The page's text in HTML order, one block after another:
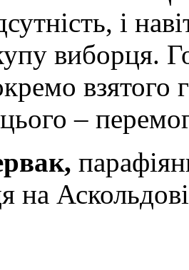
і
виборця.
–
на